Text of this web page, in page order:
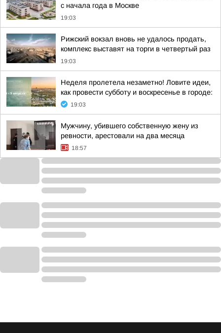
с начала года в Москве
19:03
Рижский вокзал вновь не удалось продать,
комплекс выставят на торги в четвертый раз
19:03
Неделя пролетела незаметно! Ловите идеи,
как провести субботу и воскресенье в городе:
19:03
Мужчину, убившего собственную жену из
ревности, арестовали на два месяца
18:57